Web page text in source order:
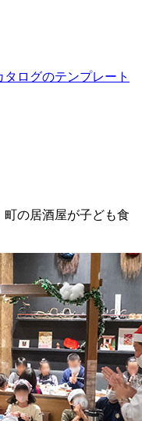
ログのテンプレート
の居酒屋が子ども食